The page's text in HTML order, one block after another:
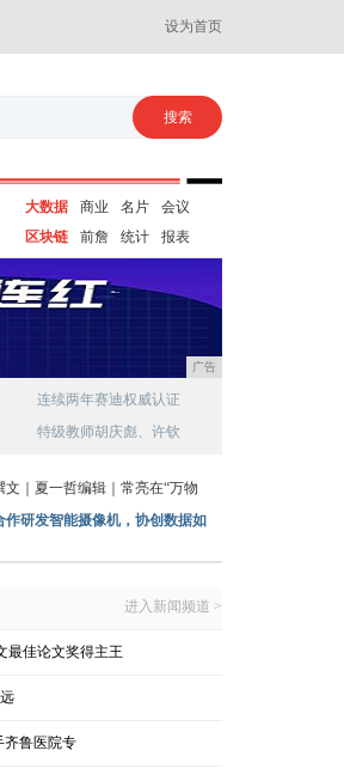
设为首页
大数据 商业 名片
会议
区块链
前詹 统计 报表
广告
连续两年赛迪权威认证
特级教师胡庆彪、许钦
文｜夏一哲编辑｜常亮在“万物
作研发智能摄像机，协创数据如
进入新闻频道 >
最佳论文奖得主王
齐鲁医院专